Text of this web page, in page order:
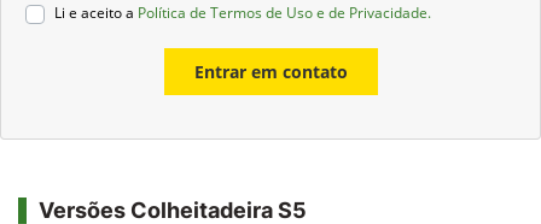
Li e aceito a Política de Termos de Uso e de Privacidade.
Entrar em contato
Versões Colheitadeira S5